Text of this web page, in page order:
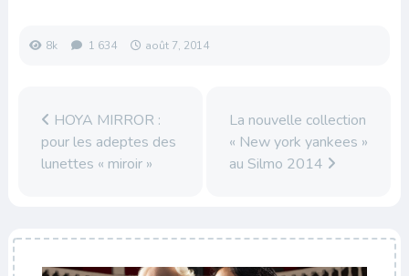
8k 1 634 août 7, 2014
HOYA MIRROR :
pour les adeptes des
lunettes « miroir »
La nouvelle collection
« New york yankees »
au Silmo 2014